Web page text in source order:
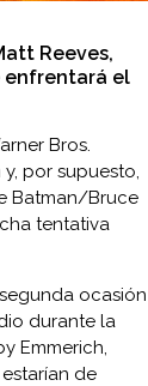
Reeves,
enfrentará el
Bros.
por supuesto,
Batman/Bruce
tentativa
ocasión
durante la
Emmerich,
de